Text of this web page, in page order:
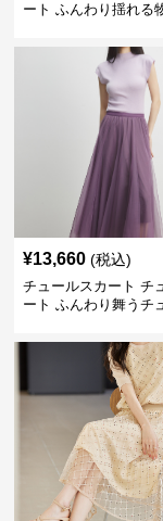
ート ふんわり揺れる
¥13,660 (税込)
チュールスカート チ
ート ふんわり舞うチ